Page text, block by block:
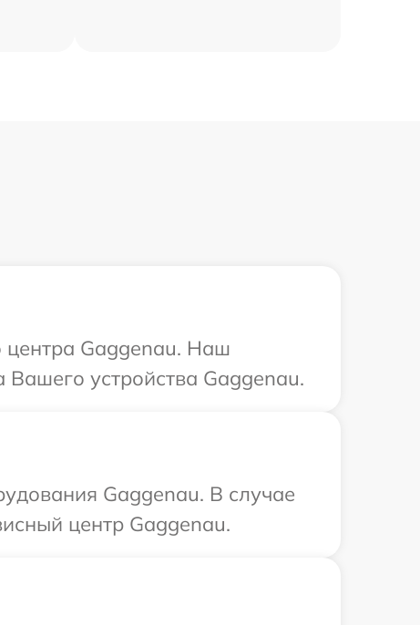
центра Gaggenau. Наш
Вашего устройства Gaggenau.
Gaggenau. В случае
центр Gaggenau.